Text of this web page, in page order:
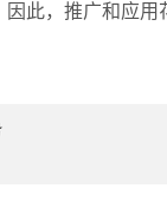
此，推广和应